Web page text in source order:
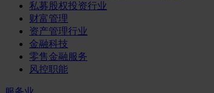
私募股权投资行业
财富管理
资产管理行业
金融科技
零售金融服务
风控职能